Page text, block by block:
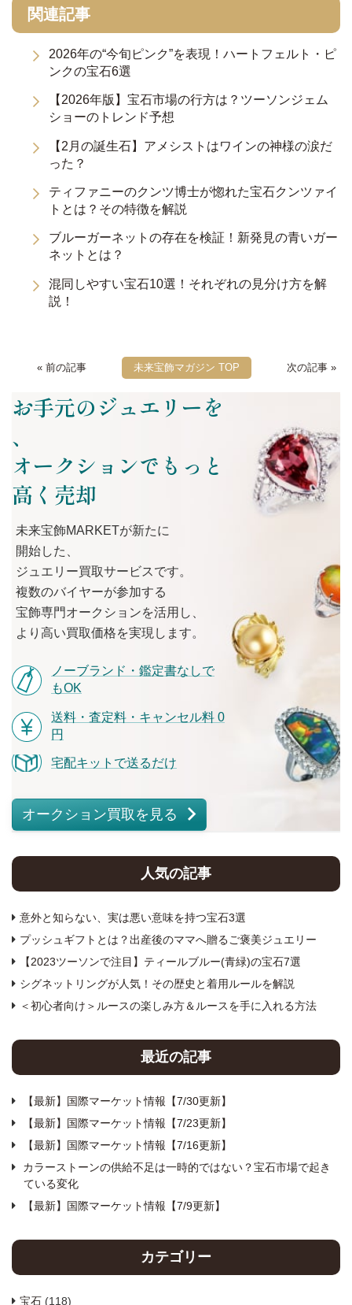
関連記事
2026年の“今旬ピンク”を表現！ハートフェルト・ピ
ンクの宝石6選
【2026年版】宝石市場の行方は？ツーソンジェム
ショーのトレンド予想
【2月の誕生石】アメシストはワインの神様の涙だ
った？
ティファニーのクンツ博士が惚れた宝石クンツァイ
トとは？その特徴を解説
ブルーガーネットの存在を検証！新発見の青いガー
ネットとは？
混同しやすい宝石10選！それぞれの見分け方を解
説！
« 前の記事 未来宝飾マガジン TOP 次の記事 »
お手元のジュエリーを
、
オークションでもっと
高く売却
未来宝飾MARKETが新たに
開始した、
ジュエリー買取サービスです。
複数のバイヤーが参加する
宝飾専門オークションを活用し、
より 高い買取価格を実現します。
ノーブランド・鑑定書なしで
もOK
送料・査定料・キャンセル料 0
円
宅配キットで送るだけ
オークション買取を見る
人気の記事
意外と知らない、実は悪い意味を持つ宝石3選
プッシュギフトとは？出産後のママへ贈るご褒美ジュエリー
【2023ツーソンで注目】ティールブルー(青緑)の宝石7選
シグネットリングが人気！その歴史と着用ルールを解説
＜初心者向け＞ルースの楽しみ方＆ルースを手に入れる方法
最近の記事
【最新】国際マーケット情報【7/30更新】
【最新】国際マーケット情報【7/23更新】
【最新】国際マーケット情報【7/16更新】
カラーストーンの供給不足は一時的ではない？宝石市場で起き
ている変化
【最新】国際マーケット情報【7/9更新】
カテゴリー
宝石 (118)